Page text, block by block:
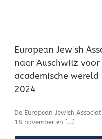
European Jewish
naar Auschwitz
academische
2024
De European Jewish
18 november en [...]